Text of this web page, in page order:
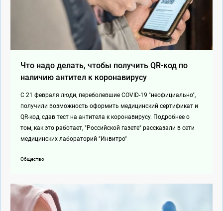
Что надо делать, чтобы получить QR-код по
наличию антител к коронавирусу
С 21 февраля люди, переболевшие COVID-19 "неофициально",
получили возможность оформить медицинский сертификат и
QR-код, сдав тест на антитела к коронавирусу. Подробнее о
том, как это работает, "Российской газете" рассказали в сети
медицинских лабораторий "Инвитро"
Общество